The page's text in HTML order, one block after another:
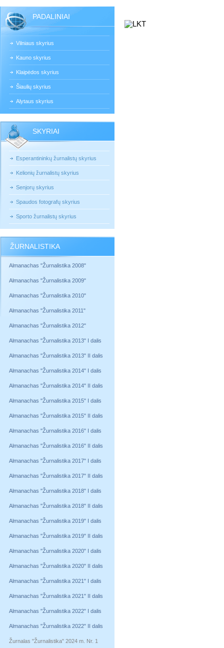
PADALINIAI
Vilniaus skyrius
Kauno skyrius
Klaipėdos skyrius
Šiaulių skyrius
Alytaus skyrius
SKYRIAI
Esperantininkų žurnalistų skyrius
Kelionių žurnalistų skyrius
Senjorų skyrius
Spaudos fotografų skyrius
Sporto žurnalistų skyrius
ŽURNALISTIKA
Almanachas "Žurnalistika 2008"
Almanachas "Žurnalistika 2009"
Almanachas "Žurnalistika 2010"
Almanachas "Žurnalistika 2011"
Almanachas "Žurnalistika 2012"
Almanachas "Žurnalistika 2013" I dalis
Almanachas "Žurnalistika 2013" II dalis
Almanachas "Žurnalistika 2014" I dalis
Almanachas "Žurnalistika 2014" II dalis
Almanachas "Žurnalistika 2015" I dalis
Almanachas "Žurnalistika 2015" II dalis
Almanachas "Žurnalistika 2016" I dalis
Almanachas "Žurnalistika 2016" II dalis
Almanachas "Žurnalistika 2017" I dalis
Almanachas "Žurnalistika 2017" II dalis
Almanachas "Žurnalistika 2018" I dalis
Almanachas "Žurnalistika 2018" II dalis
Almanachas "Žurnalistika 2019" I dalis
Almanachas "Žurnalistika 2019" II dalis
Almanachas "Žurnalistika 2020" I dalis
Almanachas "Žurnalistika 2020" II dalis
Almanachas "Žurnalistika 2021" I dalis
Almanachas "Žurnalistika 2021" II dalis
Almanachas "Žurnalistika 2022" I dalis
Almanachas "Žurnalistika 2022" II dalis
Žurnalas "Žurnalistika" 2024 m. Nr. 1